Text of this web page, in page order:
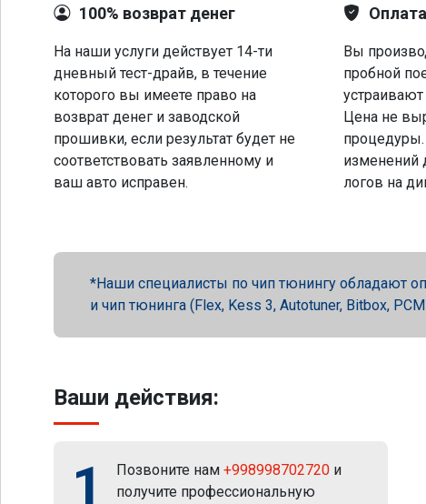
100% возврат денег
На наши услуги действует 14-ти
дневный тест-драйв, в течение
которого вы имеете право на
возврат денег и заводской
прошивки, если результат будет не
соответствовать заявленному и
ваш авто исправен.
Вы
пробной
устраивают
Цена не
изменений
логов на
Наши специалисты по чип тюнингу обладают
и чип тюнинга (Flex, Kess 3, Autotuner, Bitbox,
Ваши действия:
1 Позвоните нам +998998702720 и
получите профессиональную